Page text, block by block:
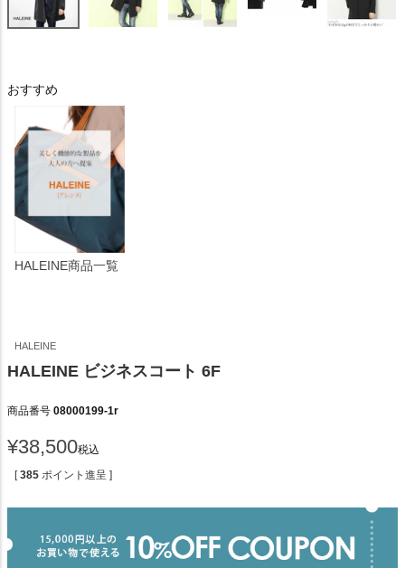
おすすめ
HALEINE商品一覧
HALEINE
HALEINE ビジネスコート 6F
商品番号 08000199-1r
¥38,500税込
[ 385 ポイント進呈 ]